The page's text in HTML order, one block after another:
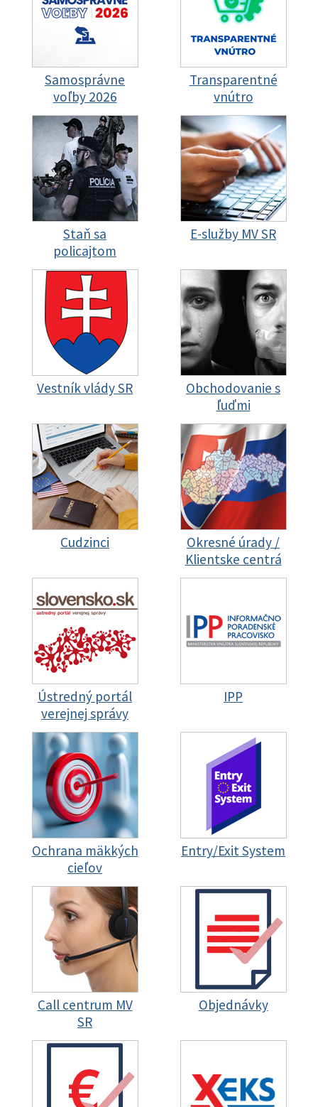
Samosprávne
voľby 2026
Transparentné
vnútro
Staň sa
policajtom
E-služby MV SR
Vestník vlády SR
Obchodovanie s
ľuďmi
Cudzinci
Okresné úrady /
Klientske centrá
Ústredný portál
verejnej správy
IPP
Ochrana mäkkých
cieľov
Entry/Exit System
Call centrum MV
SR
Objednávky